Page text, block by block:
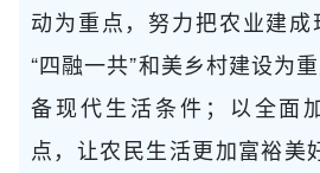
动为重点，努力把农业建
“四融一共”和美乡村建设为
备现代生活条件；以全面
点，让农民生活更加富裕美